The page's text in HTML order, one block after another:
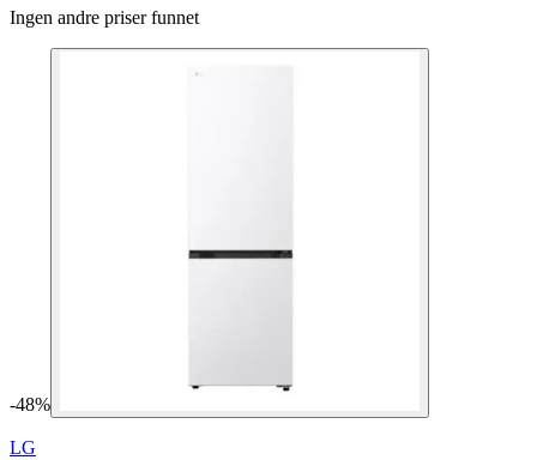
Ingen andre priser funnet
-48%
LG